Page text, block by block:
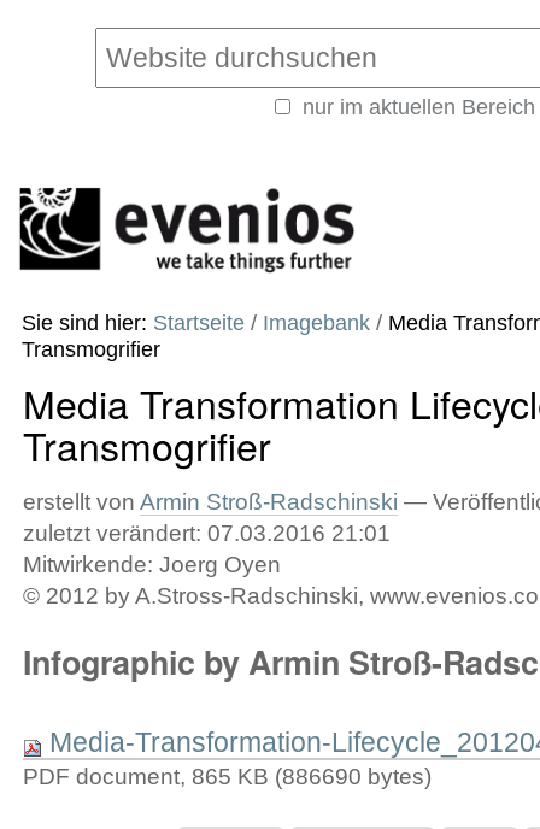
Werkzeuge
Website durchsuchen
nur im aktuellen Bereich
Sie sind hier: Startseite / Imagebank / Media
Transmogrifier
Media Transformation
Transmogrifier
erstellt von Armin Stroß-Radschinski —
zuletzt verändert: 07.03.2016 21:01
Mitwirkende: Joerg Oyen
© 2012 by A.Stross-Radschinski,
Infographic by Armin Stroß-
Media-Transformation-
PDF document, 865 KB (886690 bytes)